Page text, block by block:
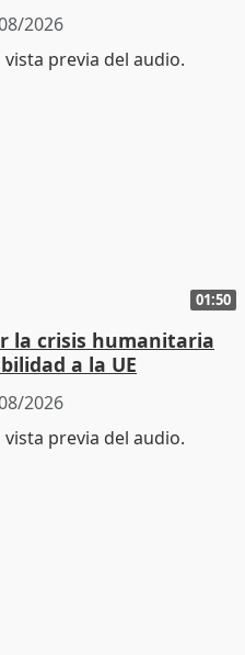
2026
01:50
la crisis humanitaria
a la UE
2026